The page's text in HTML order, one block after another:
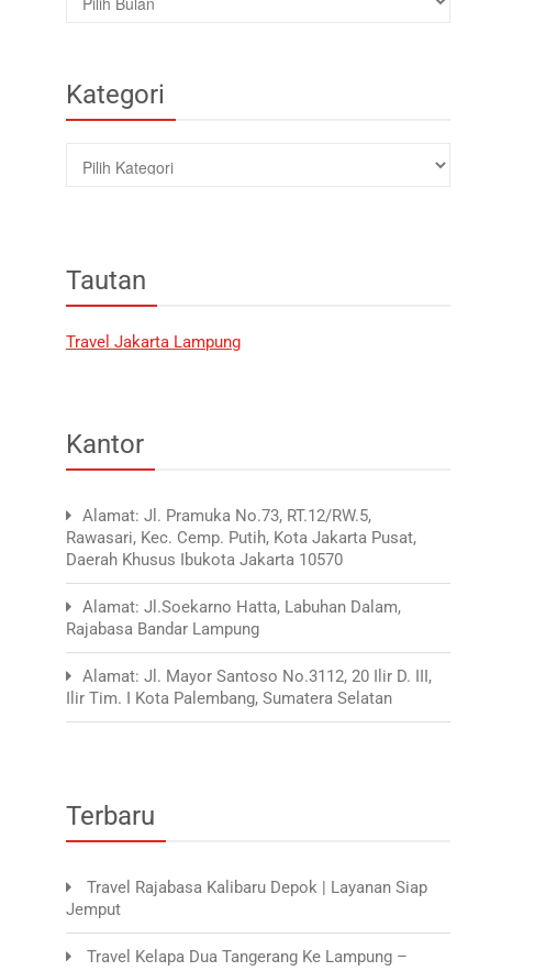
Kategori
Tautan
Travel Jakarta Lampung
Kantor
Alamat: Jl. Pramuka No.73, RT.12/RW.5,
Rawasari, Kec. Cemp. Putih, Kota Jakarta Pusat,
Daerah Khusus Ibukota Jakarta 10570
Alamat: Jl.Soekarno Hatta, Labuhan Dalam,
Rajabasa Bandar Lampung
Alamat: Jl. Mayor Santoso No.3112, 20 Ilir D. III,
Ilir Tim. I Kota Palembang, Sumatera Selatan
Terbaru
Travel Rajabasa Kalibaru Depok | Layanan Siap
Jemput
Travel Kelapa Dua Tangerang Ke Lampung –